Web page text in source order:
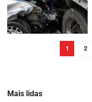
1 2
Mais lidas